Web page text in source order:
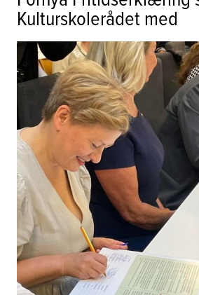
Kulturskolerådet med